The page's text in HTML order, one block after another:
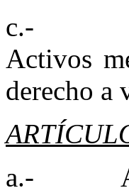
c.-
Activos
derecho a
a.-